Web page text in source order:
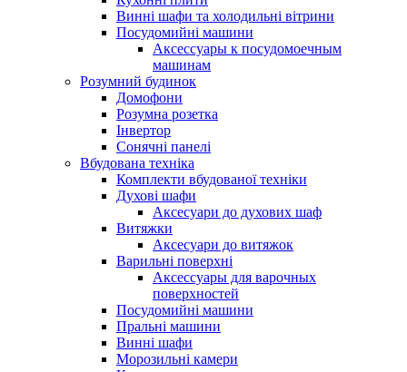
Винні шафи та холодильні вітрини
Посудомийні машини
Аксессуары к посудомоечным
машинам
Розумний будинок
Домофони
Розумна розетка
Інвертор
Сонячні панелі
Вбудована техніка
Комплекти вбудованої техніки
Духові шафи
Аксесуари до духових шаф
Витяжки
Аксесуари до витяжок
Варильні поверхні
Аксессуары для варочных
поверхностей
Посудомийні машини
Пральні машини
Винні шафи
Морозильні камери